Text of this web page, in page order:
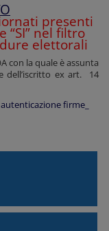
presenti
“SI” nel filtro
elettorali
con la quale è assunta
dell’iscritto ex art. 14
firme_